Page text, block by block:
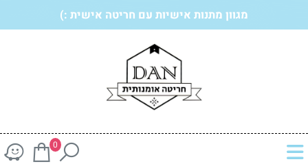
מגוון מתנות אישיות עם חריטה אישית :)
0